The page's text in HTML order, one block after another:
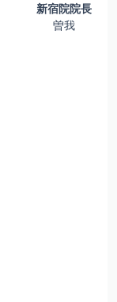
新宿院院長
曽我